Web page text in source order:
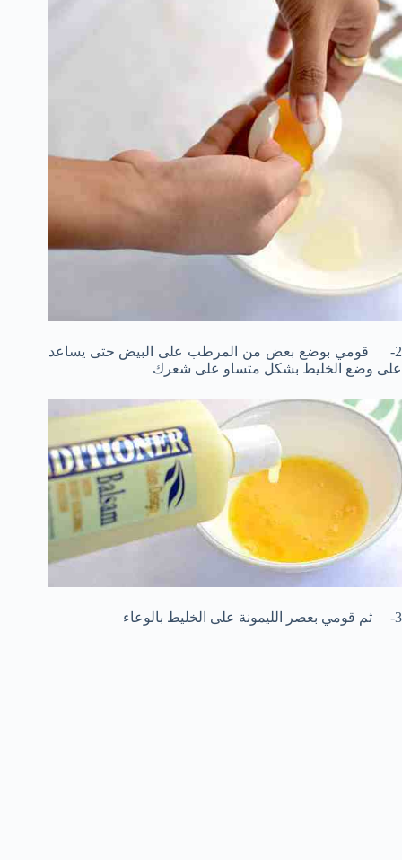
2- قومي بوضع بعض من المرطب على البيض حتى يساعد
على وضع الخليط بشكل متساو على شعرك
3- ثم قومي بعصر الليمونة على الخليط بالوعاء